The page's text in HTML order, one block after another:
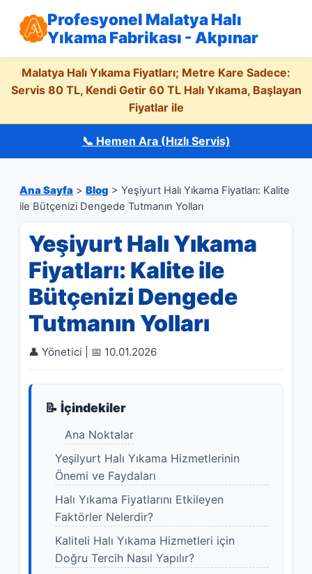
Profesyonel Malatya Halı
Yıkama Fabrikası - Akpınar
Malatya Halı Yıkama Fiyatları; Metre Kare Sadece:
Servis 80 TL, Kendi Getir 60 TL Halı Yıkama, Başlayan
Fiyatlar ile
📞 Hemen Ara (Hızlı Servis)
Ana Sayfa >Blog > Yeşiyurt Halı Yıkama Fiyatları: Kalite
ile Bütçenizi Dengede Tutmanın Yolları
Yeşiyurt Halı Yıkama
Fiyatları: Kalite ile
Bütçenizi Dengede
Tutmanın Yolları
👤 Yönetici | 📅 10.01.2026
📝 İçindekiler
Ana Noktalar
Yeşilyurt Halı Yıkama Hizmetlerinin
Önemi ve Faydaları
Halı Yıkama Fiyatlarını Etkileyen
Faktörler Nelerdir?
Kaliteli Halı Yıkama Hizmetleri için
Doğru Tercih Nasıl Yapılır?